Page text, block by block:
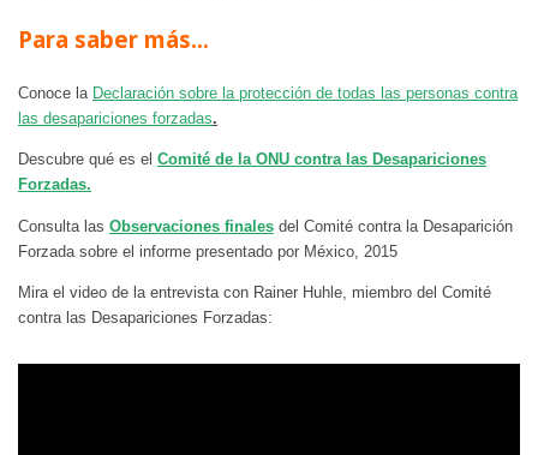
Para saber más…
Conoce la Declaración sobre la protección de todas las personas contra
las desapariciones forzadas.
Descubre qué es el Comité de la ONU contra las Desapariciones
Forzadas.
Consulta las Observaciones finales del Comité contra la Desaparición
Forzada sobre el informe presentado por México, 2015
Mira el video de la entrevista con Rainer Huhle, miembro del Comité
contra las Desapariciones Forzadas: